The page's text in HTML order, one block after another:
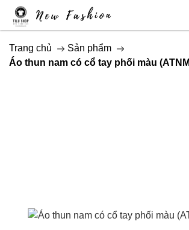
Trang chủ
Sản phẩm
Áo thun nam có cổ tay phối màu